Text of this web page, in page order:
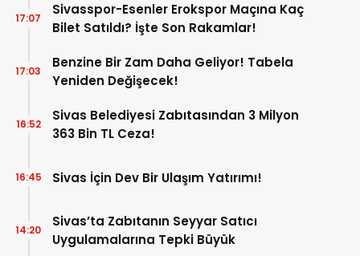
Sivasspor-Esenler Erokspor Maçına Kaç
Bilet Satıldı? İşte Son Rakamlar!
17:07
Benzine Bir Zam Daha Geliyor! Tabela
Yeniden Değişecek!
17:03
Sivas Belediyesi Zabıtasından 3 Milyon
363 Bin TL Ceza!
16:52
Sivas İçin Dev Bir Ulaşım Yatırımı!
16:45
Sivas’ta Zabıtanın Seyyar Satıcı
Uygulamalarına Tepki Büyük
14:20